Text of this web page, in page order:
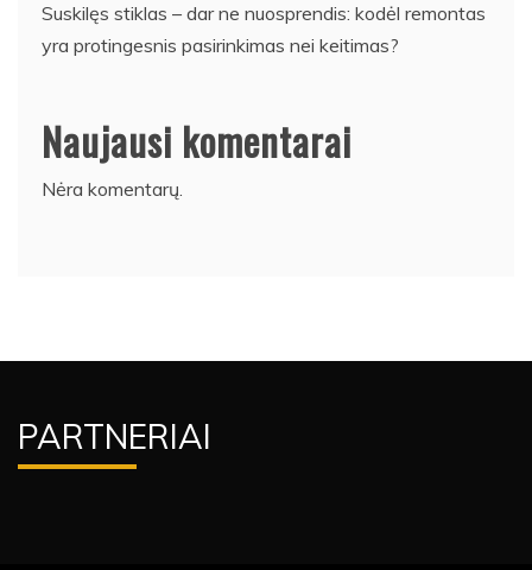
Suskilęs stiklas – dar ne nuosprendis: kodėl remontas
yra protingesnis pasirinkimas nei keitimas?
Naujausi komentarai
Nėra komentarų.
PARTNERIAI